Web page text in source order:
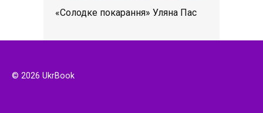
«Солодке покарання» Уляна Пас
© 2026 UkrBook